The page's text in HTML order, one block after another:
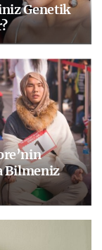
Genetik
Bilmeniz